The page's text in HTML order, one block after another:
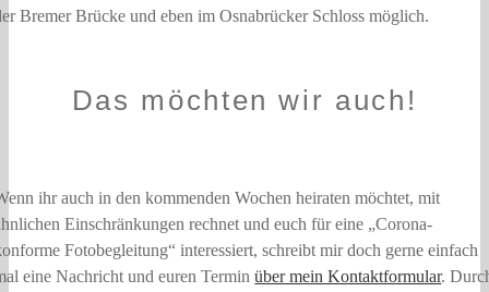
Bremer Brücke und eben im Osnabrücker Schloss möglich.
Das möchten wir auch!
ihr auch in den kommenden Wochen heiraten möchtet, mit
Einschränkungen rechnet und euch für eine „Corona-
Fotobegleitung“ interessiert, schreibt mir doch gerne einfach
eine Nachricht und euren Terminüber mein Kontaktformular.